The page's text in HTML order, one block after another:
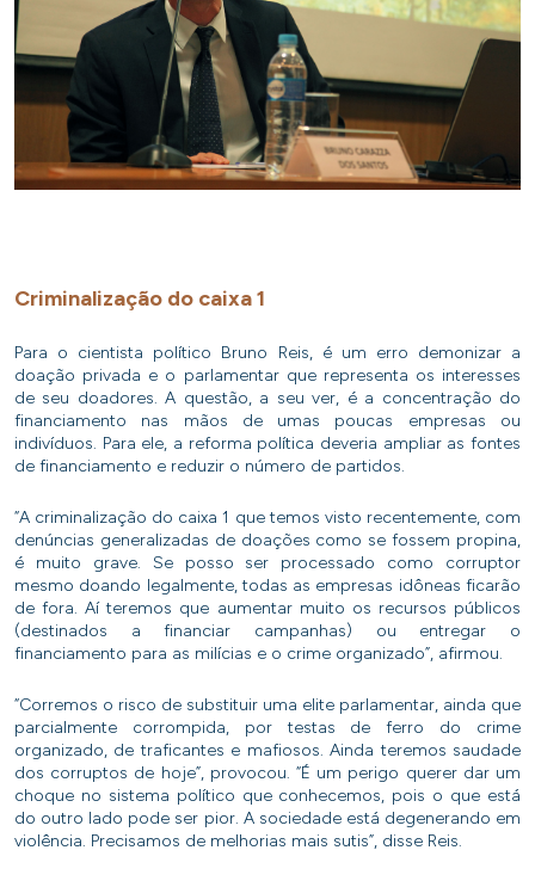
Criminalização do caixa 1
Para o cientista político Bruno Reis, é um erro demonizar a
doação privada e o parlamentar que representa os interesses
de seu doadores. A questão, a seu ver, é a concentração do
financiamento nas mãos de umas poucas empresas ou
indivíduos. Para ele, a reforma política deveria ampliar as fontes
de financiamento e reduzir o número de partidos.
“A criminalização do caixa 1 que temos visto recentemente, com
denúncias generalizadas de doações como se fossem propina,
é muito grave. Se posso ser processado como corruptor
mesmo doando legalmente, todas as empresas idôneas ficarão
de fora. Aí teremos que aumentar muito os recursos públicos
(destinados a financiar campanhas) ou entregar o
financiamento para as milícias e o crime organizado”, afirmou.
“Corremos o risco de substituir uma elite parlamentar, ainda que
parcialmente corrompida, por testas de ferro do crime
organizado, de traficantes e mafiosos. Ainda teremos saudade
dos corruptos de hoje”, provocou. “É um perigo querer dar um
choque no sistema político que conhecemos, pois o que está
do outro lado pode ser pior. A sociedade está degenerando em
violência. Precisamos de melhorias mais sutis”, disse Reis.